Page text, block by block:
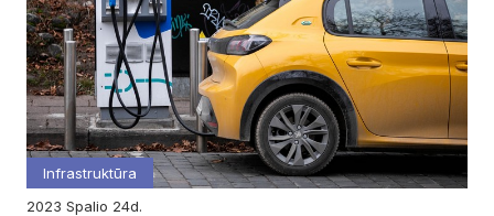
Infrastruktūra
2023
spalio 24d.